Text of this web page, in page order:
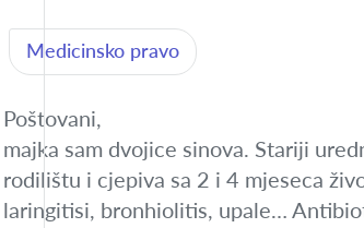
Medicinsko pravo
Poštovani,
majka sam dvojice sinova. Stariji
rodilištu i cjepiva sa 2 i 4 mjeseca
laringitisi, bronhiolitis, upale…